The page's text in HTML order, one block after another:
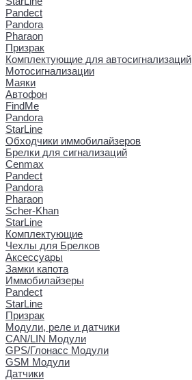
Pandect
Pandora
Pharaon
Призрак
Комплектующие для автосигнализаций
Мотосигнализации
Маяки
Автофон
FindMe
Pandora
StarLine
Обходчики иммобилайзеров
Брелки для сигнализаций
Cenmax
Pandect
Pandora
Pharaon
Scher-Khan
StarLine
Комплектующие
Чехлы для Брелков
Аксессуары
Замки капота
Иммобилайзеры
Pandect
StarLine
Призрак
Модули, реле и датчики
CAN/LIN Модули
GPS/Глонасс Модули
GSM Модули
Датчики